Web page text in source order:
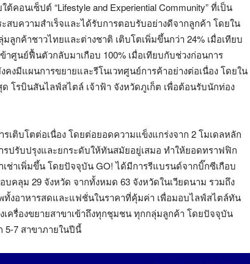
อนเซ็ปต์ “Lifestyle and Experiential Community” ที่เป็น
บความสำเร็จและได้รับการตอบรับอย่างดีจากลูกค้า โดยใน
ลูกค้าชาวไทยและต่างชาติ เติบโตเพิ่มขึ้นกว่า 24% เมื่อเทียบ
ศูนย์ฟื้นตัวกลับมาเกือบ 100% เมื่อเทียบกับช่วงก่อนการ
งมีแผนการขยายและรีโนเวทศูนย์การค้าอย่างต่อเนื่อง โดยใน
โรบินสันไลฟ์สไตล์ เจ้าฟ้า จังหวัดภูเก็ต เพื่อต้อนรับนักท่อง
รเติบโตต่อเนื่อง โดยต่อยอดความแข็งแกร่งจาก 2 โมเดลหลัก
รปรับปรุงและยกระดับให้ทันสมัยอยู่เสมอ ทำให้ยอดทราฟฟิก
ช่าเพิ่มขึ้น โดยปัจจุบัน GO! ได้มีการรีแบรนด์จากบิ๊กซีเกือบ
คลุม 29 จังหวัด จากทั้งหมด 63 จังหวัดในเวียดนาม รวมถึง
ทั้งอาหารสดและแฟชั่นในราคาที่คุ้มค่า เพื่อมอบไลฟ์สไตล์ทัน
เครื่องขยายสาขาเข้าถึงทุกชุมชน ทุกกลุ่มลูกค้า โดยปัจจุบัน
5-7 สาขาภายในปีนี้